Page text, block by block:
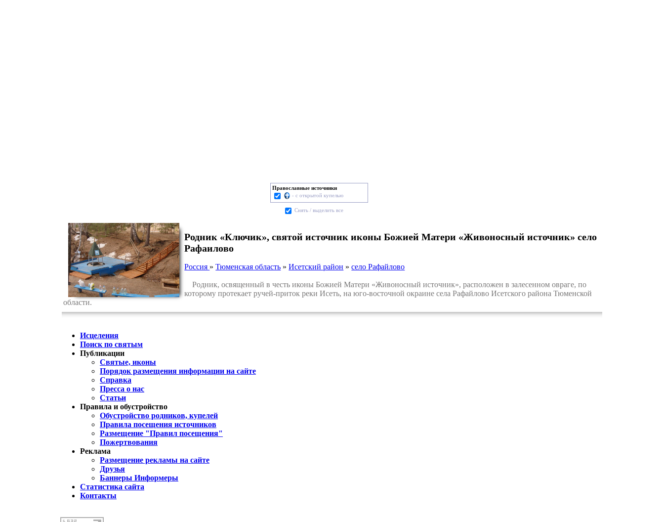
Православные источники
- с открытой купелью
Cнять / выделить все
Родник «Ключик», святой источник иконы Божией Матери «Живоносный источник» село
Рафаилово
Россия »Тюменская область »Исетский район »село Рафайлово
Родник, освященный в честь иконы Божией Матери «Живоносный источник», расположен в залесенном овраге, по
которому протекает ручей-приток реки Исеть, на юго-восточной окраине села Рафайлово Исетского района Тюменской
области.
Исцеления
Поиск по святым
Публикации
Святые, иконы
Порядок размещения информации на сайте
Справка
Пресса о нас
Статьи
Правила и обустройство
Обустройство родников, купелей
Правила посещения источников
Размещение "Правил посещения"
Пожертвования
Реклама
Размещение рекламы на сайте
Друзья
Баннеры Информеры
Статистика сайта
Контакты